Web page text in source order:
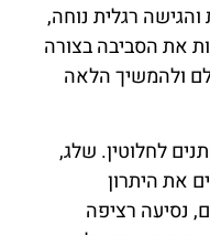
רגלית נוחה,
את הסביבה בצורה
ולהמשיך הלאה
לחלוטין. שלג,
את היתרון
נסיעה רציפה